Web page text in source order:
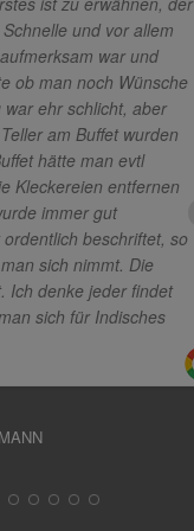
und vor allem
war und
ob man noch Wünsche
ehr schlicht, aber
am Buffet wurden
hätte man evtl
Kleckereien entfernen
immer gut
beschriftet, so
sich nimmt. Die
Ich denke jeder findet
sich für Indisches